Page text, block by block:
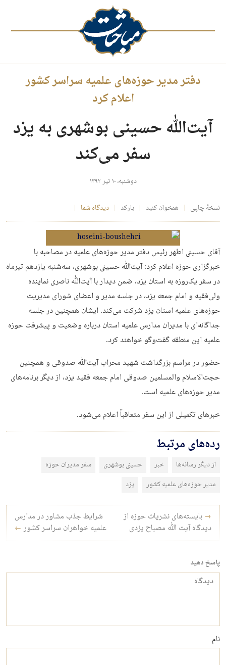
دفتر مدیر حوزه‌های علمیه سراسر کشور
اعلام کرد
آیت‌‌الله حسینی بوشهری به یزد
سفر می‌کند
دوشنبه، ۱۰ تیر ۱۳۹۲
نسخهٔ چاپی همخوان کنید بارکد دیدگاه شما
آقای حسینی اطهر رئیس دفتر مدیر حوزه‌های علمیه در مصاحبه با
خبرگزاری حوزه اعلام کرد: آیت‌ﷲ حسینی بوشهری، سه‌شنبه یازدهم تیرماه
در سفر یک‌روزه به استان یزد، ضمن دیدار با آیت‌ﷲ ناصری نماینده
ولی‌فقیه و امام جمعه یزد، در جلسه مدیر و اعضای شورای مدیریت
حوزه‌های علمیه استان یزد شرکت می‌کند. ایشان همچنین در جلسه
جداگانه‌ای با مدیران مدارس علمیه استان درباره وضعیت و پیشرفت حوزه
علمیه این منطقه گفت‌وگو خواهند کرد.
حضور در مراسم بزرگداشت شهید محراب آیت‌ﷲ صدوقی و همچنین
حجت‌الاسلام والمسلمین صدوقی امام جمعه فقید یزد، از دیگر برنامه‌های
مدیر حوزه‌های علمیه است.
خبرهای تکمیلی از این سفر متعاقباً اعلام می‌شود.
رده‌های مرتبط
از دیگر رسانه‌ها خبر حسینی بوشهری
سفر مدیران حوزه
مدیر حوزه‌های علمیه کشور
یزد
راه‌بری نوشته
→ بایسته‌های نشریات حوزه از
دیدگاه آیت الله مصباح یزدی
شرایط جذب مشاور در مدارس
علمیه خواهران سراسر کشور←
پاسخ دهید
دیدگاه
نام